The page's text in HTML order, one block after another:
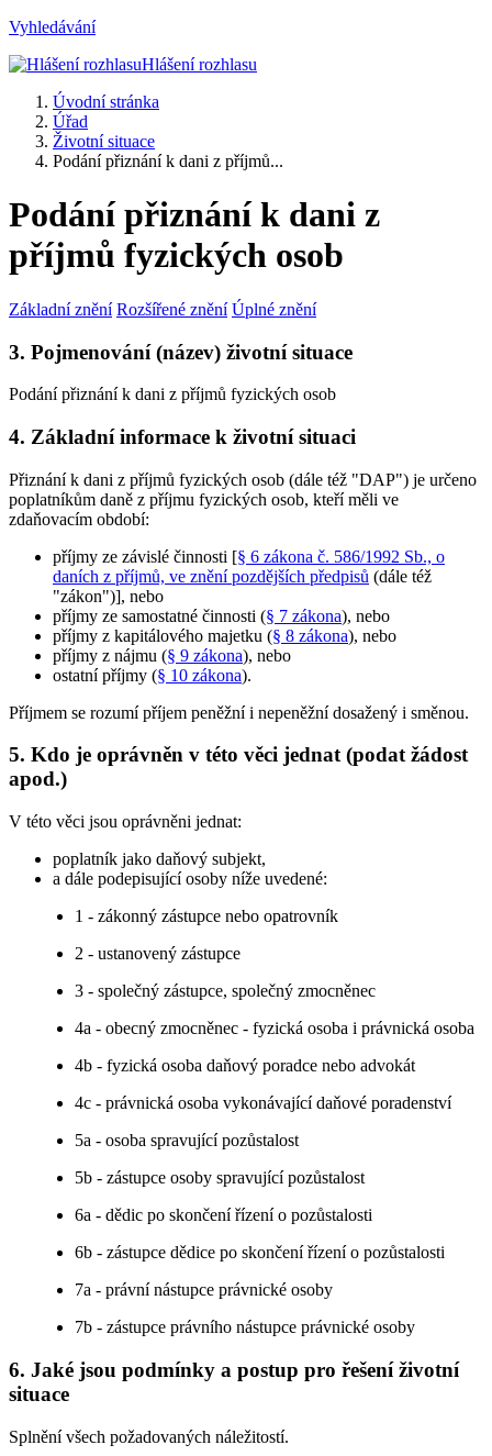
Vyhledávání
Hlášení rozhlasu
Úvodní stránka
Úřad
Životní situace
Podání přiznání k dani z příjmů...
Podání přiznání k dani z
příjmů fyzických osob
Základní znění Rozšířené znění Úplné znění
3. Pojmenování (název) životní situace
Podání přiznání k dani z příjmů fyzických osob
4. Základní informace k životní situaci
Přiznání k dani z příjmů fyzických osob (dále též "DAP") je určeno
poplatníkům daně z příjmu fyzických osob, kteří měli ve
zdaňovacím období:
příjmy ze závislé činnosti [§ 6 zákona č. 586/1992 Sb., o
daních z příjmů, ve znění pozdějších předpisů (dále též
"zákon")], nebo
příjmy ze samostatné činnosti (§ 7 zákona), nebo
příjmy z kapitálového majetku (§ 8 zákona), nebo
příjmy z nájmu (§ 9 zákona), nebo
ostatní příjmy (§ 10 zákona).
Příjmem se rozumí příjem peněžní i nepeněžní dosažený i směnou.
5. Kdo je oprávněn v této věci jednat (podat žádost
apod.)
V této věci jsou oprávněni jednat:
poplatník jako daňový subjekt,
a dále podepisující osoby níže uvedené:
1 - zákonný zástupce nebo opatrovník
2 - ustanovený zástupce
3 - společný zástupce, společný zmocněnec
4a - obecný zmocněnec - fyzická osoba i právnická osoba
4b - fyzická osoba daňový poradce nebo advokát
4c - právnická osoba vykonávající daňové poradenství
5a - osoba spravující pozůstalost
5b - zástupce osoby spravující pozůstalost
6a - dědic po skončení řízení o pozůstalosti
6b - zástupce dědice po skončení řízení o pozůstalosti
7a - právní nástupce právnické osoby
7b - zástupce právního nástupce právnické osoby
6. Jaké jsou podmínky a postup pro řešení životní
situace
Splnění všech požadovaných náležitostí.